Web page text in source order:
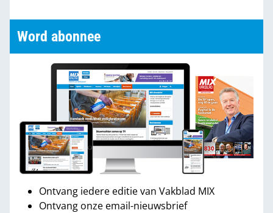
Word abonnee
Ontvang iedere editie van Vakblad MIX
Ontvang onze email-nieuwsbrief